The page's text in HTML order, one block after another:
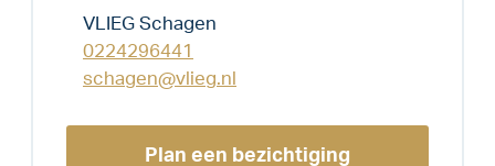
VLIEG Schagen
0224296441
schagen@vlieg.nl
Plan een bezichtiging